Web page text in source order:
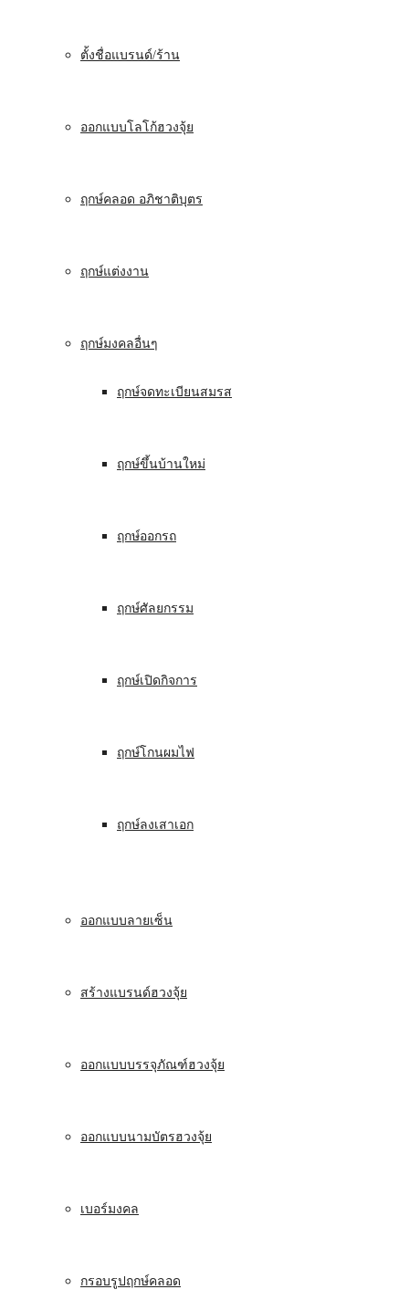
ตั้งชื่อแบรนด์/ร้าน
ออกแบบโลโก้ฮวงจุ้ย
ฤกษ์คลอด อภิชาติบุตร
ฤกษ์แต่งงาน
ฤกษ์มงคลอื่นๆ
ฤกษ์จดทะเบียนสมรส
ฤกษ์ขึ้นบ้านใหม่
ฤกษ์ออกรถ
ฤกษ์ศัลยกรรม
ฤกษ์เปิดกิจการ
ฤกษ์โกนผมไฟ
ฤกษ์ลงเสาเอก
ออกแบบลายเซ็น
สร้างแบรนด์ฮวงจุ้ย
ออกแบบบรรจุภัณฑ์ฮวงจุ้ย
ออกแบบนามบัตรฮวงจุ้ย
เบอร์มงคล
กรอบรูปฤกษ์คลอด